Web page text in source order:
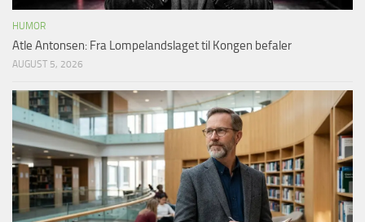
HUMOR
Atle Antonsen: Fra Lompelandslaget til Kongen befaler
AUGUST 5, 2026